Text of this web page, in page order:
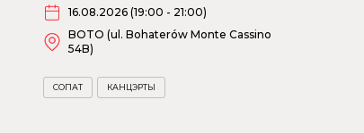
16.08.2026 (19:00 - 21:00)
BOTO (ul. Bohaterów Monte Cassino
54B)
СОПАТ КАНЦЭРТЫ